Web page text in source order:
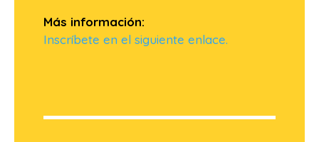
Más información:
Inscríbete en el siguiente enlace.